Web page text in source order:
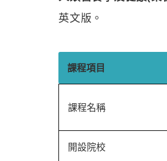
英文版。
課程項目
課程名稱
開設院校